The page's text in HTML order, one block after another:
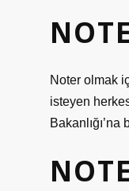
Noter olmak
isteyen